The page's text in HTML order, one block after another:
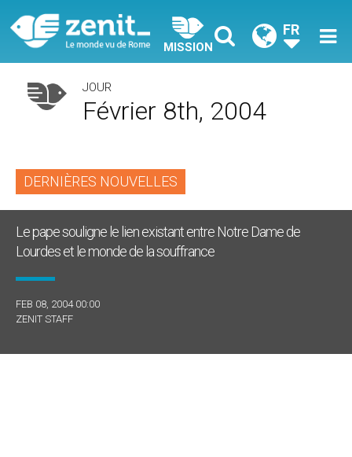
MISSION
FR
JOUR
Février 8th, 2004
DERNIÈRES NOUVELLES
Le pape souligne le lien existant entre Notre Dame de
Lourdes et le monde de la souffrance
FEB 08, 2004 00:00
ZENIT STAFF